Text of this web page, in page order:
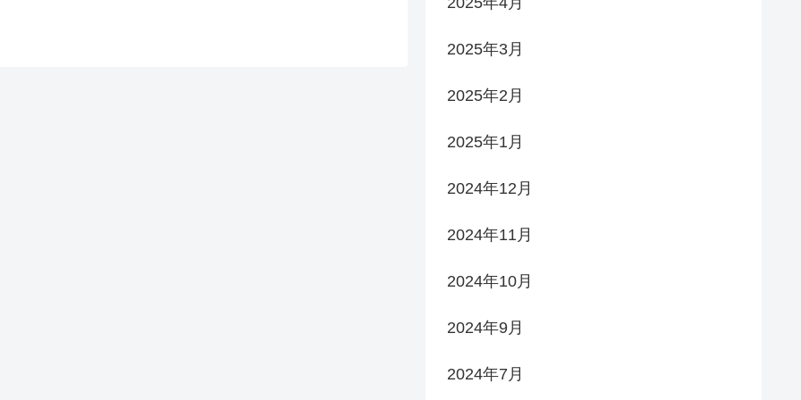
2025年3月
2025年2月
2025年1月
2024年12月
2024年11月
2024年10月
2024年9月
2024年7月